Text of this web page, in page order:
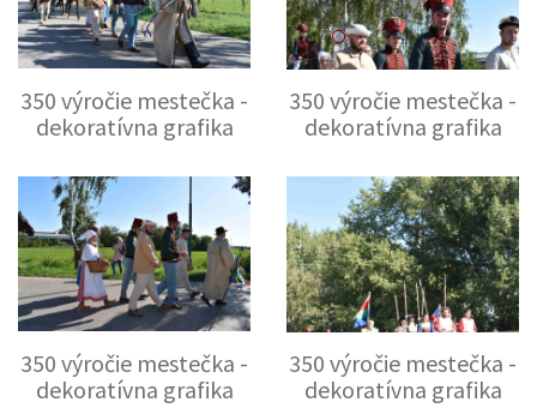
350 výročie mestečka -
dekoratívna grafika
350 výročie mestečka -
dekoratívna grafika
350 výročie mestečka -
dekoratívna grafika
350 výročie mestečka -
dekoratívna grafika